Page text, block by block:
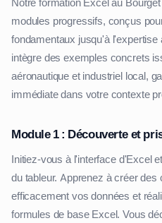
Notre formation Excel au
modules progressifs, conçus
fondamentaux jusqu'à
intègre des exemples concrets
aéronautique et industriel local,
immédiate dans votre contexte
Module 1 : Découverte et
Initiez-vous à l'interface d'Excel
du tableur. Apprenez à créer
efficacement vos données et
formules de base Excel. Vous